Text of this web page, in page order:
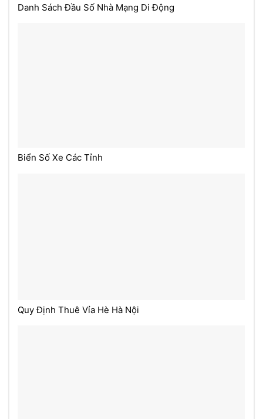
Danh Sách Đầu Số Nhà Mạng Di Động
Biển Số Xe Các Tỉnh
Quy Định Thuê Vỉa Hè Hà Nội